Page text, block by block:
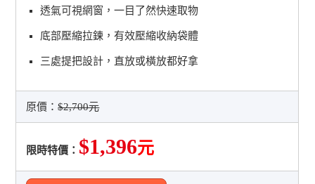
透氣可視網窗，一目了然快速取物
底部壓縮拉鍊，有效壓縮收納袋體
三處提把設計，直放或橫放都好拿
原價：$2,700元
限時特價： $1,396元